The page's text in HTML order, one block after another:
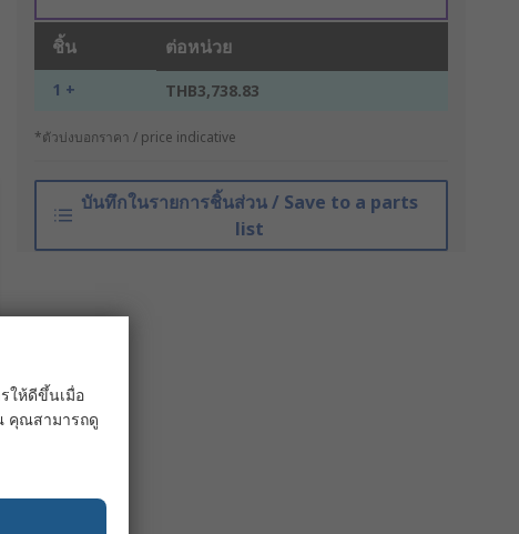
ชิ้น ต่อหน่วย
1 + THB3,738.83
*ตัวบ่งบอกราคา / price indicative
บันทึกในรายการชิ้นส่วน / Save to a parts
list
ให้ดีขึ้นเมื่อ
คุณสามารถดู